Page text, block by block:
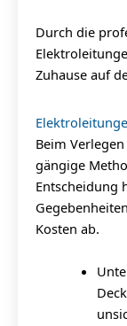
Durch die
Zuhause auf
Beim
gängige
Entscheidung
Kosten ab.